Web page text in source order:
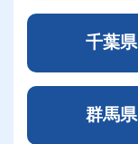
千葉県
群馬県